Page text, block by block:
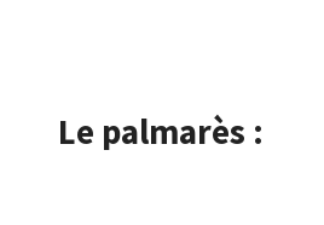
Le palmarès :